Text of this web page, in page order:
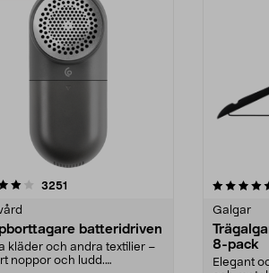
3251
batteridriven
kläder och andra textilier –
noppor och ludd.
4.5av 5 stjärnor
Galgar
8-pack
Elegant